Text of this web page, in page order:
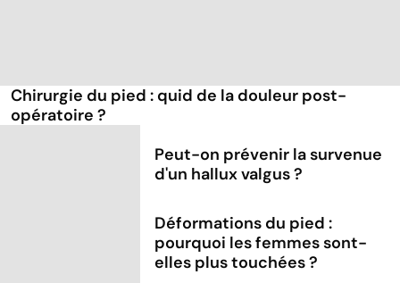
Chirurgie du pied : quid de la douleur post-
opératoire ?
Peut-on prévenir la survenue
d'un hallux valgus ?
Déformations du pied :
pourquoi les femmes sont-
elles plus touchées ?